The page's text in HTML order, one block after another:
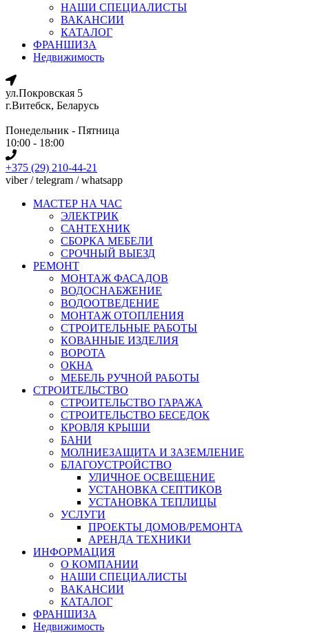
НАШИ СПЕЦИАЛИСТЫ
ВАКАНСИИ
КАТАЛОГ
ФРАНШИЗА
Недвижимость
ул.Покровская 5
г.Витебск, Беларусь
Понедельник - Пятница
10:00 - 18:00
+375 (29) 210-44-21
viber / telegram / whatsapp
МАСТЕР НА ЧАС
ЭЛЕКТРИК
САНТЕХНИК
СБОРКА МЕБЕЛИ
СРОЧНЫЙ ВЫЕЗД
РЕМОНТ
МОНТАЖ ФАСАДОВ
ВОДОСНАБЖЕНИЕ
ВОДООТВЕДЕНИЕ
МОНТАЖ ОТОПЛЕНИЯ
СТРОИТЕЛЬНЫЕ РАБОТЫ
КОВАННЫЕ ИЗДЕЛИЯ
ВОРОТА
ОКНА
МЕБЕЛЬ РУЧНОЙ РАБОТЫ
СТРОИТЕЛЬСТВО
СТРОИТЕЛЬСТВО ГАРАЖА
СТРОИТЕЛЬСТВО БЕСЕДОК
КРОВЛЯ КРЫШИ
БАНИ
МОЛНИЕЗАЩИТА И ЗАЗЕМЛЕНИЕ
БЛАГОУСТРОЙСТВО
УЛИЧНОЕ ОСВЕЩЕНИЕ
УСТАНОВКА СЕПТИКОВ
УСТАНОВКА ТЕПЛИЦЫ
УСЛУГИ
ПРОЕКТЫ ДОМОВ/РЕМОНТА
АРЕНДА ТЕХНИКИ
ИНФОРМАЦИЯ
О КОМПАНИИ
НАШИ СПЕЦИАЛИСТЫ
ВАКАНСИИ
КАТАЛОГ
ФРАНШИЗА
Недвижимость